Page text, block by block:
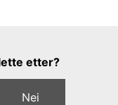
etter?
Nei